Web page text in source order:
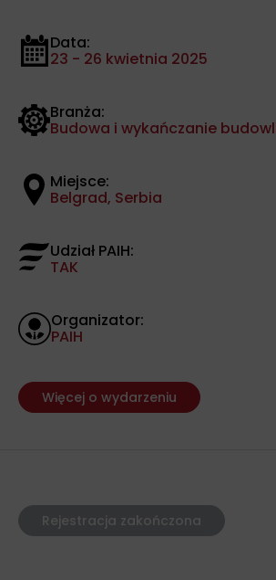
Data:
23 - 26 kwietnia 2025
Branża:
Budowa i wykańczanie
Miejsce:
Belgrad, Serbia
Udział PAIH:
TAK
Organizator:
PAIH
Więcej o wydarzeniu
Rejestracja zakończona